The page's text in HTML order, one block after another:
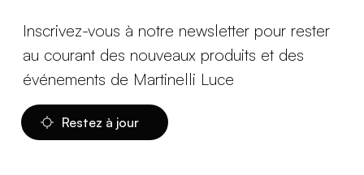
Inscrivez-vous à notre newsletter pour rester
au courant des nouveaux produits et des
événements de Martinelli Luce
Restez à jour